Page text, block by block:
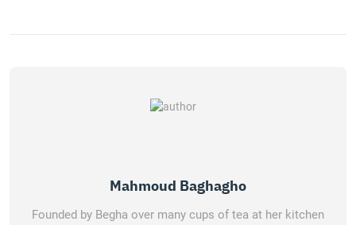
Mahmoud Baghagho
Founded by Begha over many cups of tea at her kitchen